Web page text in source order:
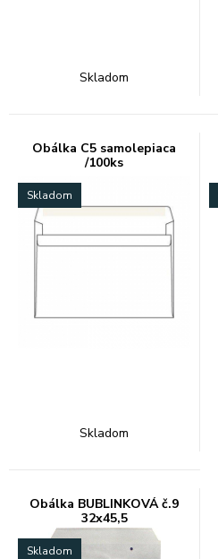
Skladom
Obálka C5 samolepiaca
/100ks
Skladom
Skladom
Obálka BUBLINKOVÁ č.9
32x45,5
Skladom